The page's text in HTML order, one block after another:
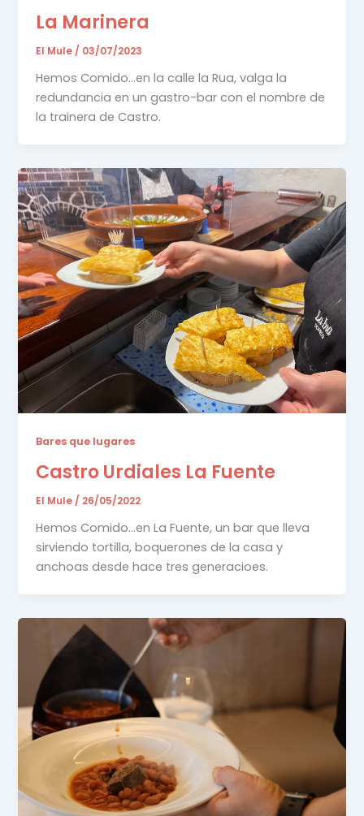
La Marinera
El Mule / 03/07/2023
Hemos Comido…en la calle la Rua, valga la
redundancia en un gastro-bar con el nombre de
la trainera de Castro.
Bares que lugares
Castro Urdiales La Fuente
El Mule / 26/05/2022
Hemos Comido…en La Fuente, un bar que lleva
sirviendo tortilla, boquerones de la casa y
anchoas desde hace tres generacioes.